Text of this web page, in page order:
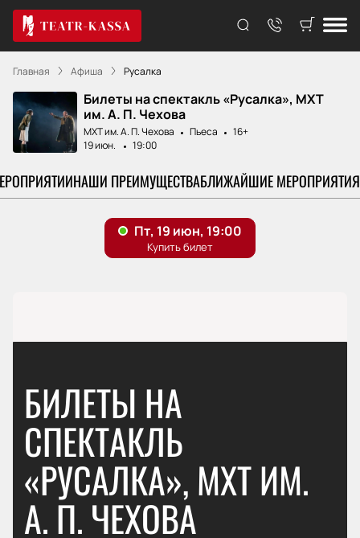
Главная Афиша Русалка
Билеты на спектакль «Русалка», МХТ
им. А. П. Чехова
МХТ им. А. П. Чехова Пьеса
16+
19 июн.
19:00
НАШИ ПРЕИМУЩЕСТВАБЛИЖАЙШИЕ МЕРОПРИЯТИЯ
БИЛЕТЫ НА
СПЕКТАКЛЬ
«РУСАЛКА», МХТ ИМ.
А. П. ЧЕХОВА